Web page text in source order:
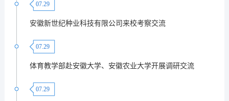
07.29
安徽新世纪种业科技有限公司来校考察交流
07.29
体育教学部赴安徽大学、安徽农业大学开展调研交流
07.29